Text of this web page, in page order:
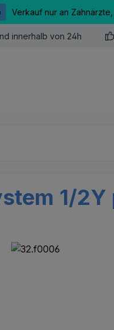
Verkauf nur an
innerhalb von 24h
1/2Y